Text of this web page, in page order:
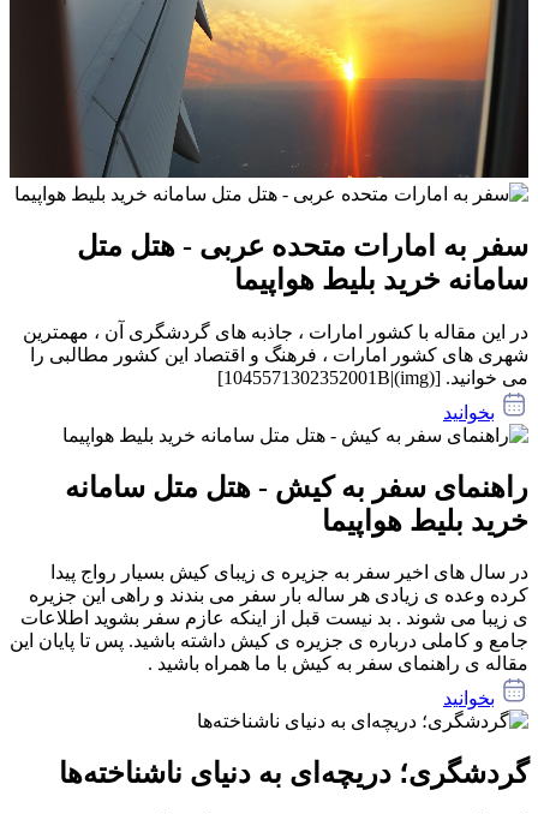
سفر به امارات متحده عربی - هتل متل
سامانه خرید بلیط هواپیما
در این مقاله با کشور امارات ، جاذبه های گردشگری آن ، مهمترین
شهری های کشور امارات ، فرهنگ و اقتصاد این کشور مطالبی را
می خوانید. [(img)|1045571302352001B]
بخوانید
راهنمای سفر به کیش - هتل متل سامانه
خرید بلیط هواپیما
در سال های اخیر سفر به جزیره ی زیبای کیش بسیار رواج پیدا
کرده وعده ی زیادی هر ساله بار سفر می بندند و راهی این جزیره
ی زیبا می شوند . بد نیست قبل از اینکه عازم سفر بشوید اطلاعات
جامع و کاملی درباره ی جزیره ی کیش داشته باشید. پس تا پایان این
مقاله ی راهنمای سفر به کیش با ما همراه باشید .
بخوانید
گردشگری؛ دریچه‌ای به دنیای ناشناخته‌ها